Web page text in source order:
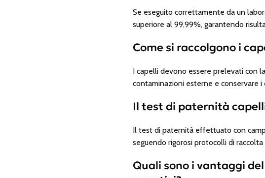
Se eseguito correttamente da un
superiore al 99,99%, garantendo
Come si raccolgono i
I capelli devono essere prelevati con
contaminazioni esterne e conservare i
Il test di paternità
Il test di paternità effettuato con
seguendo rigorosi protocolli di
Quali sono i vantaggi